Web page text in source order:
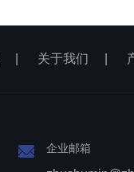
关于我们
企业邮箱